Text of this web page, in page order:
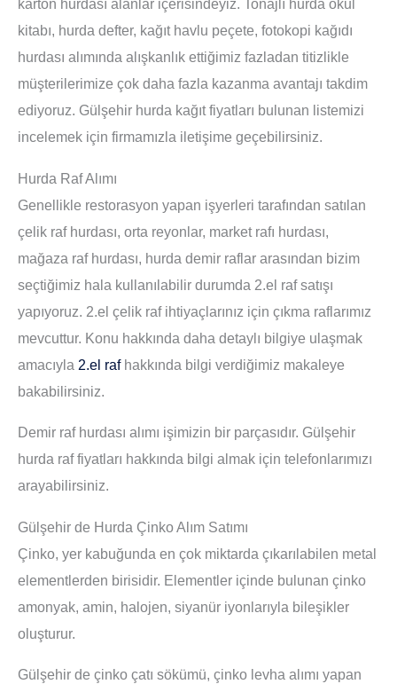
karton hurdası alanlar içerisindeyiz. Tonajlı hurda okul
kitabı, hurda defter, kağıt havlu peçete, fotokopi kağıdı
hurdası alımında alışkanlık ettiğimiz fazladan titizlikle
müşterilerimize çok daha fazla kazanma avantajı takdim
ediyoruz. Gülşehir hurda kağıt fiyatları bulunan listemizi
incelemek için firmamızla iletişime geçebilirsiniz.
Hurda Raf Alımı
Genellikle restorasyon yapan işyerleri tarafından satılan
çelik raf hurdası, orta reyonlar, market rafı hurdası,
mağaza raf hurdası, hurda demir raflar arasından bizim
seçtiğimiz hala kullanılabilir durumda 2.el raf satışı
yapıyoruz. 2.el çelik raf ihtiyaçlarınız için çıkma raflarımız
mevcuttur. Konu hakkında daha detaylı bilgiye ulaşmak
amacıyla 2.el rafhakkında bilgi verdiğimiz makaleye
bakabilirsiniz.
Demir raf hurdası alımı işimizin bir parçasıdır. Gülşehir
hurda raf fiyatları hakkında bilgi almak için telefonlarımızı
arayabilirsiniz.
Gülşehir de Hurda Çinko Alım Satımı
Çinko, yer kabuğunda en çok miktarda çıkarılabilen metal
elementlerden birisidir. Elementler içinde bulunan çinko
amonyak, amin, halojen, siyanür iyonlarıyla bileşikler
oluşturur.
Gülşehir de çinko çatı sökümü, çinko levha alımı yapan